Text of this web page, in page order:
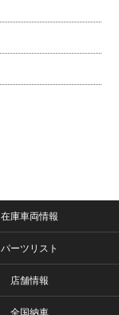
在庫車両情報
パーツリスト
店舗情報
全国納車